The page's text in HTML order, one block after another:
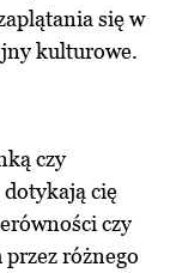
się w
kulturowe.
czy
cię
czy
różnego